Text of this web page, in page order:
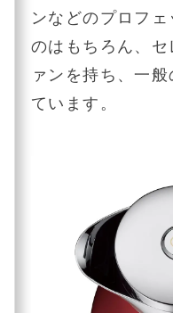
ンなどのプロフ
のはもちろん、
ァンを持ち、一
ています。